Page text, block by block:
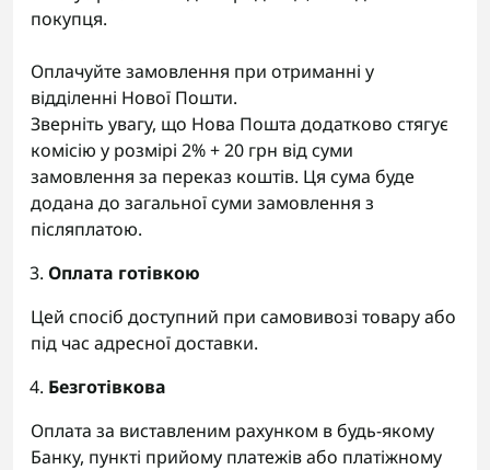
покупця.
Оплачуйте замовлення при отриманні у
відділенні Нової Пошти.
Зверніть увагу, що Нова Пошта додатково стягує
комісію у розмірі 2% + 20 грн від суми
замовлення за переказ коштів. Ця сума буде
додана до загальної суми замовлення з
післяплатою.
Оплата готівкою
Цей спосіб доступний при самовивозі товару або
під час адресної доставки.
Безготівкова
Оплата за виставленим рахунком в будь-якому
Банку, пункті прийому платежів або платіжному